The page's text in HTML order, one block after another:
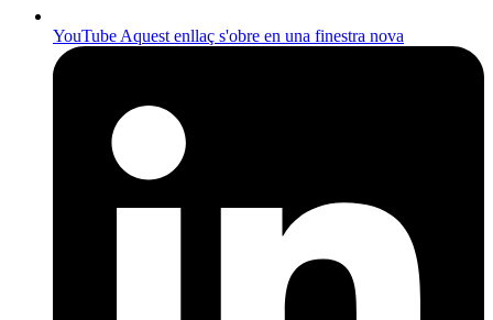
YouTube Aquest enllaç s'obre en una finestra nova